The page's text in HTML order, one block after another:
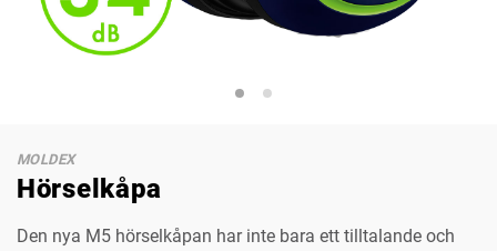
MOLDEX
Hörselkåpa
Den nya M5 hörselkåpan har inte bara ett tilltalande och